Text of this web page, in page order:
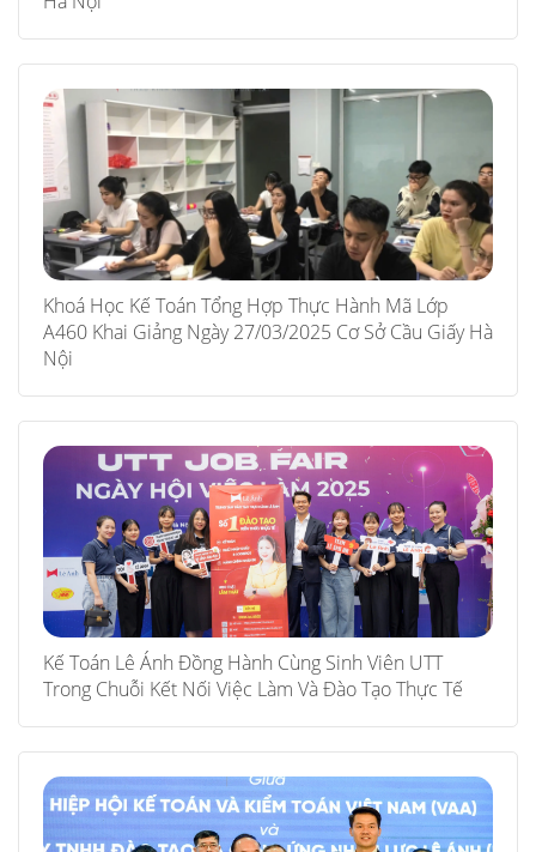
Khoá Học Kế Toán Tổng Hợp Thực Hành Mã Lớp
A460 Khai Giảng Ngày 27/03/2025 Cơ Sở Cầu Giấy Hà
Nội
Kế Toán Lê Ánh Đồng Hành Cùng Sinh Viên UTT
Trong Chuỗi Kết Nối Việc Làm Và Đào Tạo Thực Tế